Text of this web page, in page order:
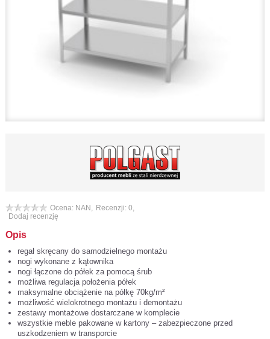
Ocena: NAN, Recenzji: 0,
Dodaj recenzję
Opis
regał skręcany do samodzielnego montażu
nogi wykonane z kątownika
nogi łączone do półek za pomocą śrub
możliwa regulacja położenia półek
maksymalne obciążenie na półkę 70kg/m²
możliwość wielokrotnego montażu i demontażu
zestawy montażowe dostarczane w komplecie
wszystkie meble pakowane w kartony – zabezpieczone przed
uszkodzeniem w transporcie